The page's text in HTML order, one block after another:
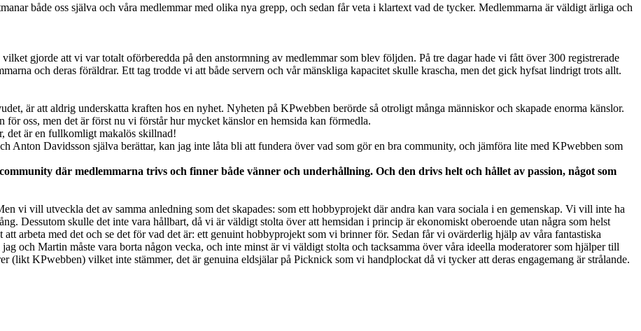
både oss själva och våra medlemmar med olika nya grepp, och sedan får veta i klartext vad de tycker. Medlemmarna är väldigt ärliga och
gjorde att vi var totalt oförberedda på den anstormning av medlemmar som blev följden. På tre dagar hade vi fått över 300 registrerade
och deras föräldrar. Ett tag trodde vi att både servern och vår mänskliga kapacitet skulle krascha, men det gick hyfsat lindrigt trots allt.
är att aldrig underskatta kraften hos en nyhet. Nyheten på KPwebben berörde så otroligt många människor och skapade enorma känslor.
oss, men det är först nu vi förstår hur mycket känslor en hemsida kan förmedla.
det är en fullkomligt makalös skillnad!
Anton Davidsson själva berättar, kan jag inte låta bli att fundera över vad som gör en bra community, och jämföra lite med KPwebben som
där medlemmarna trivs och finner både vänner och underhållning. Och den drivs helt och hållet av passion, något som
vi vill utveckla det av samma anledning som det skapades: som ett hobbyprojekt där andra kan vara sociala i en gemenskap. Vi vill inte ha
Dessutom skulle det inte vara hållbart, då vi är väldigt stolta över att hemsidan i princip är ekonomiskt oberoende utan några som helst
arbeta med det och se det för vad det är: ett genuint hobbyprojekt som vi brinner för. Sedan får vi ovärderlig hjälp av våra fantastiska
och Martin måste vara borta någon vecka, och inte minst är vi väldigt stolta och tacksamma över våra ideella moderatorer som hjälper till
(likt KPwebben) vilket inte stämmer, det är genuina eldsjälar på Picknick som vi handplockat då vi tycker att deras engagemang är strålande.